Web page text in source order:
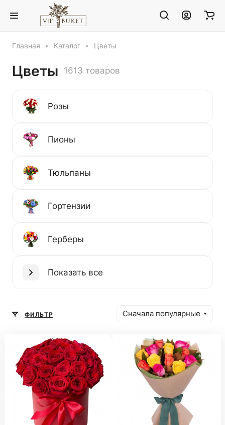
Главная Каталог Цветы
Цветы 1613 товаров
Розы
Пионы
Тюльпаны
Гортензии
Герберы
Показать все
ФИЛЬТР Сначала популярные